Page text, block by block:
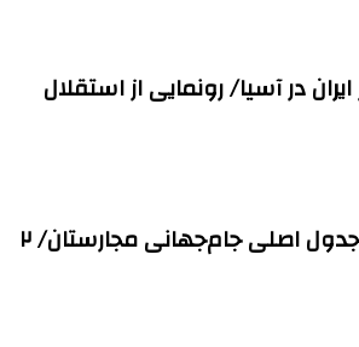
آزادکار ایران در آسیا/ رونمایی از استقلال
صعود فتوحی به جدول اصلی جام‌جهانی مجارستان/ ۲